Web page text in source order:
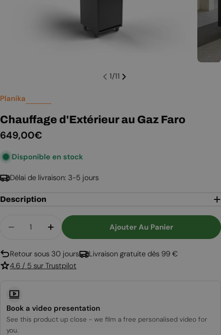
1/11
Planika
Chauffage d'Extérieur au Gaz Faro
Prix
régulier
649,00€
Disponible en stock
Délai de livraison: 3-5 jours
Description
Diminuer La Quantité Pour Chauffage
Augmenter La Quantité Pour
Ajouter Au Panier
Retour sous 30 jours
Livraison gratuite dès 99 €
4.6 / 5 sur Trustpilot
Book a video presentation
See this product up close - we film a free personalised video for
you.